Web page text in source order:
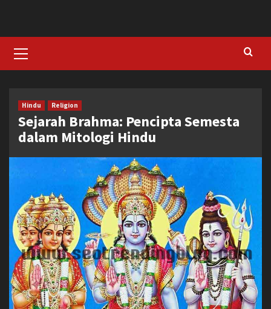
content
Menu
Hindu Religion
Sejarah Brahma: Pencipta Semesta
dalam Mitologi Hindu